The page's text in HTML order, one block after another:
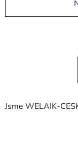
Jsme WELAIK-